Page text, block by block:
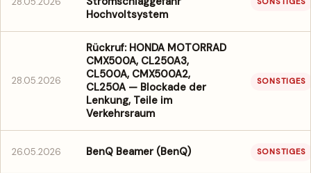
Hochvoltsystem
28.05.2026
Rückruf: HONDA MOTORRAD
CMX500A, CL250A3,
CL500A, CMX500A2,
CL250A — Blockade der
Lenkung, Teile im
Verkehrsraum
SONSTIGES
26.05.2026 BenQ Beamer (BenQ) SONSTIGES